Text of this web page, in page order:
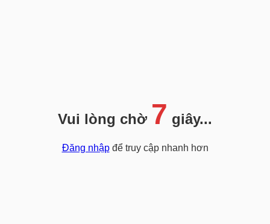
Vui lòng chờ 7 giây...
Đăng nhậpđể truy cập nhanh hơn